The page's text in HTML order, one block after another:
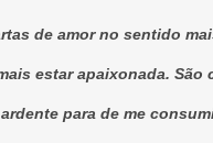
de amor no sentido
estar apaixonada.
para de me